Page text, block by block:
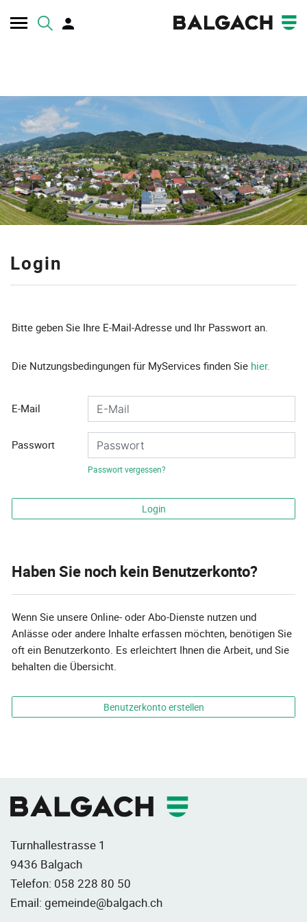
Kopfzeile
Inhalt
Login
Bitte geben Sie Ihre E-Mail-Adresse und Ihr Passwort an.
Die Nutzungsbedingungen für MyServices finden Sie hier.
E-Mail
Passwort
Passwort vergessen?
Login
Haben Sie noch kein Benutzerkonto?
Wenn Sie unsere Online- oder Abo-Dienste nutzen und
Anlässe oder andere Inhalte erfassen möchten, benötigen Sie
oft ein Benutzerkonto. Es erleichtert Ihnen die Arbeit, und Sie
behalten die Übersicht.
Benutzerkonto erstellen
Turnhallestrasse 1
9436 Balgach
Telefon: 058 228 80 50
Email: gemeinde@balgach.ch